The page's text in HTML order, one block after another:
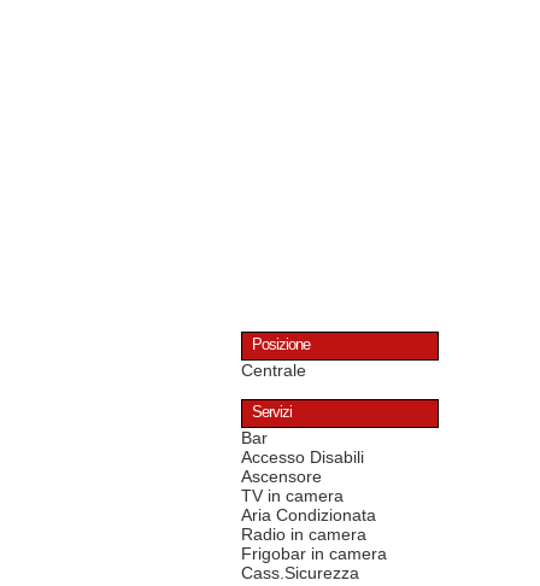
Posizione
Centrale
Servizi
Bar
Accesso Disabili
Ascensore
TV in camera
Aria Condizionata
Radio in camera
Frigobar in camera
Cass.Sicurezza